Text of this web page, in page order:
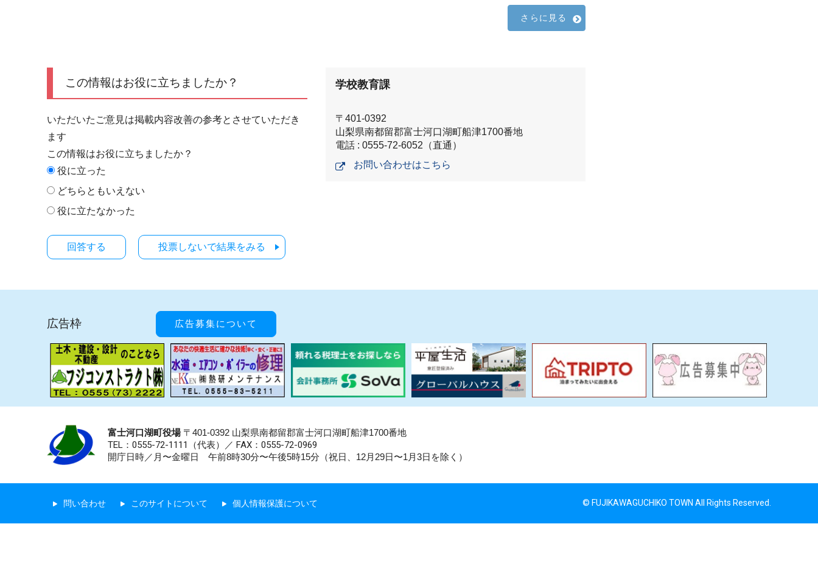
さらに見る
この情報はお役に立ちましたか？
いただいたご意見は掲載内容改善の参考とさせていただき
ます
この情報はお役に立ちましたか？
役に立った
どちらともいえない
役に立たなかった
投票しないで結果をみる
学校教育課
〒401-0392
山梨県南都留郡富士河口湖町船津1700番地
電話 : 0555-72-6052（直通）
お問い合わせはこちら
広告枠 広告募集について
富士河口湖町役場〒401-0392 山梨県南都留郡富士河口湖町船津1700番地
TEL：0555-72-1111 （代表）／ FAX：0555-72-0969
開庁日時／月〜金曜日 午前8時30分〜午後5時15分（祝日、12月29日〜1月3日を除く）
問い合わせ このサイトについて 個人情報保護について © FUJIKAWAGUCHIKO TOWN All Rights Reserved.